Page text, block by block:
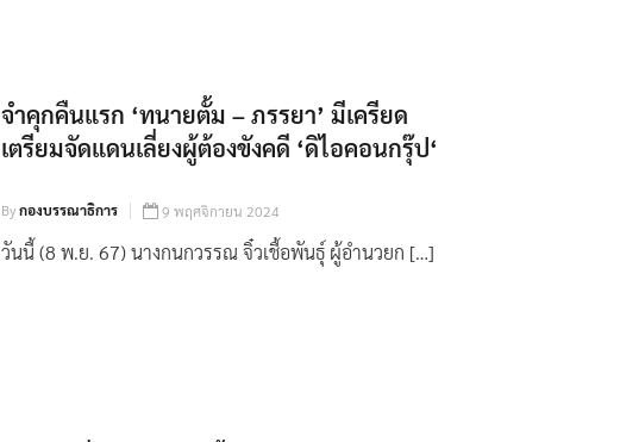
จำคุกคืนแรก ‘ทนายตั้ม – ภรรยา’ มีเครียด
เตรียมจัดแดนเลี่ยงผู้ต้องขังคดี ‘ดิไอคอนกรุ๊ป‘
Byกองบรรณาธิการ 9 พฤศจิกายน 2024
วันนี้ (8 พ.ย. 67) นางกนกวรรณ จิ๋วเชื้อพันธุ์ ผู้อำนวยก […]